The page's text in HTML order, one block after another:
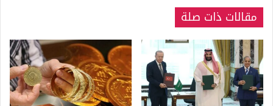
مقالات ذات صلة